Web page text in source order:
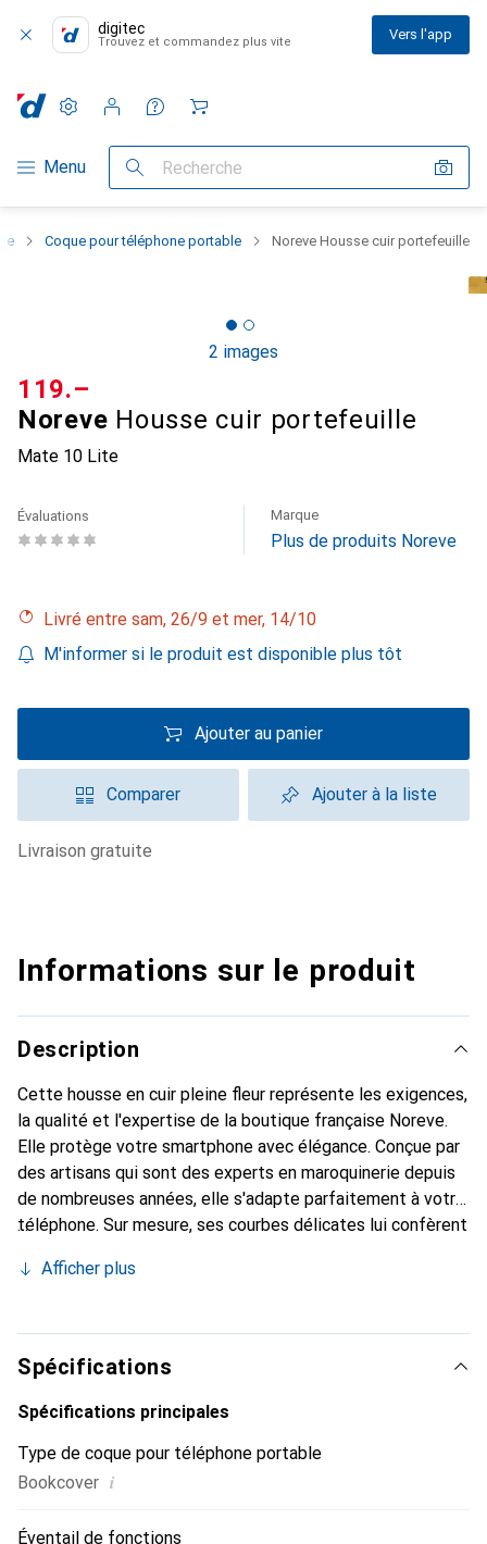
digitec
Trouvez et commandez plus vite Vers l'app
Navigation par catégorie
Menu Recherche
Paramètres
Compte client
Listes de comparaison
Listes d'envies
Panier
Coque pour téléphone portable Noreve Housse cuir portefeuille
2 images
Noreve Housse cuir portefeuille
Mate 10 Lite
CHF
119.–
Évaluations Marque
Plus de produits Noreve
Livré entre sam, 26/9 et mer, 14/10
M'informer si le produit est disponible plus tôt
Ajouter au panier
Comparer Ajouter à la liste
livraison gratuite
Informations sur le produit
Description
Cette housse en cuir pleine fleur représente les exigences,
la qualité et l'expertise de la boutique française Noreve.
Elle protège votre smartphone avec élégance. Conçue par
des artisans qui sont des experts en maroquinerie depuis
de nombreuses années, elle s'adapte parfaitement à votre
téléphone. Sur mesure, ses courbes délicates lui confèrent
chic et essentiel pour votre smartphone. Reconnaître
marque Noreve est un choix sûr pour une clientèle
exigeante.
Afficher plus
Spécifications
Spécifications principales
Type de coque pour téléphone portable
Bookcover i
Éventail de fonctions